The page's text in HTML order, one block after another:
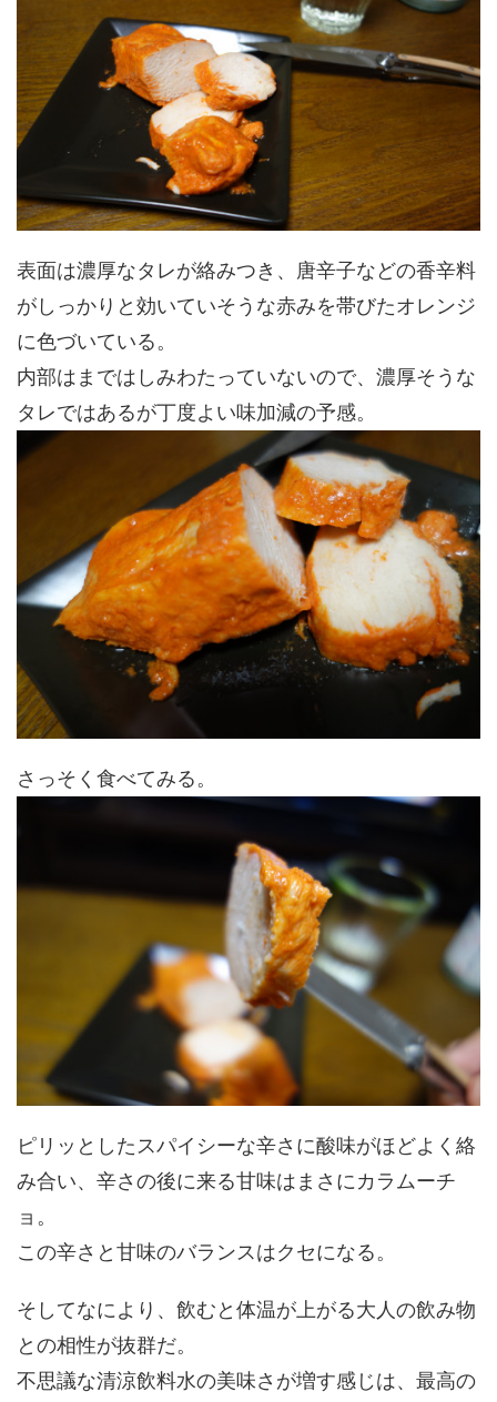
表面は濃厚なタレが絡みつき、唐辛子などの香辛料
がしっかりと効いていそうな赤みを帯びたオレンジ
に色づいている。
内部はまではしみわたっていないので、濃厚そうな
タレではあるが丁度よい味加減の予感。
さっそく食べてみる。
ピリッとしたスパイシーな辛さに酸味がほどよく絡
み合い、辛さの後に来る甘味はまさにカラムーチ
ョ。
この辛さと甘味のバランスはクセになる。
そしてなにより、飲むと体温が上がる大人の飲み物
との相性が抜群だ。
不思議な清涼飲料水の美味さが増す感じは、最高の